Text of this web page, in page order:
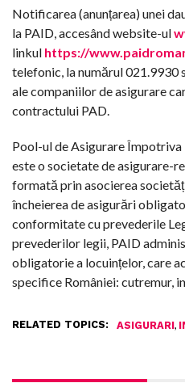
Notificarea (anunțarea) unei
la PAID, accesând website-ul
linkul https://
telefonic, la numărul 021.9930
ale companiilor de asigurare
contractului PAD.
Pool-ul de Asigurare
este o societate de asigurare-
formată prin asocierea
încheierea de asigurări
conformitate cu prevederile
prevederilor legii, PAID
obligatorie a locuințelor, care
specifice României: cutremur,
RELATED TOPICS: ASIGURARI,